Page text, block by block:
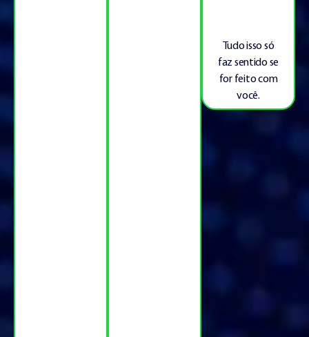
Tudo isso só
faz sentido se
for feito com
você.